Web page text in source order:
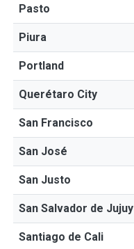
Pasto
Piura
Portland
Querétaro City
San Francisco
San José
San Justo
San Salvador de Jujuy
Santiago de Cali